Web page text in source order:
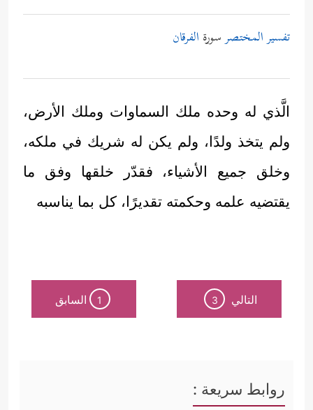
تفسير المختصرسورة الفرقان
الَّذي له وحده ملك السماوات وملك الأرض،
ولم يتخذ ولدًا، ولم يكن له شريك في ملكه،
وخلق جميع الأشياء، فقدّر خلقها وفق ما
يقتضيه علمه وحكمته تقديرًا، كل بما يناسبه
التالي 3
1 السابق
روابط سريعة :